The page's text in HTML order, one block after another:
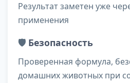
Результат заметен уже
применения
🛡️ Безопасность
Проверенная формула,
домашних животных при